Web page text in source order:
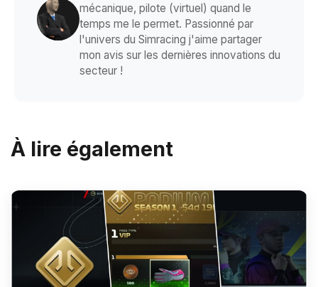
mécanique, pilote (virtuel) quand le
temps me le permet. Passionné par
l'univers du Simracing j'aime partager
mon avis sur les dernières innovations du
secteur !
À lire également